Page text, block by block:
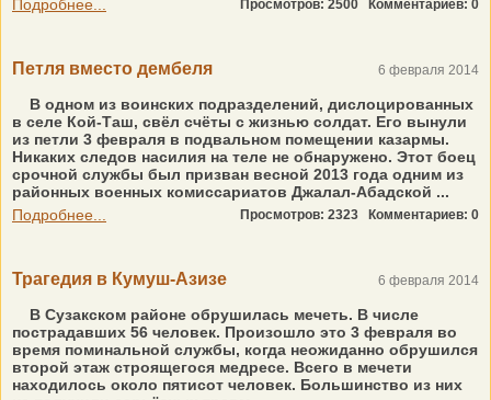
Подробнее...
Просмотров: 2500 Комментариев: 0
Петля вместо дембеля 6 февраля 2014
В одном из воинских подразделений, дислоцированных
в селе Кой-Таш, свёл счёты с жизнью солдат. Его вынули
из петли 3 февраля в подвальном помещении казармы.
Никаких следов насилия на теле не обнаружено. Этот боец
срочной службы был призван весной 2013 года одним из
районных военных комиссариатов Джалал-Абадской ...
Подробнее...
Просмотров: 2323 Комментариев: 0
Трагедия в Кумуш-Азизе 6 февраля 2014
В Сузакском районе обрушилась мечеть. В числе
пострадавших 56 человек. Произошло это 3 февраля во
время поминальной службы, когда неожиданно обрушился
второй этаж строящегося медресе. Всего в мечети
находилось около пятисот человек. Большинство из них